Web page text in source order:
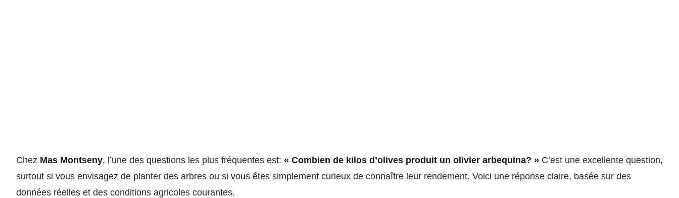
Chez Mas Montseny, l’une des questions les plus fréquentes est: « Combien de kilos d’olives produit un olivier arbequina? » C’est une excellente question,
surtout si vous envisagez de planter des arbres ou si vous êtes simplement curieux de connaître leur rendement. Voici une réponse claire, basée sur des
données réelles et des conditions agricoles courantes.